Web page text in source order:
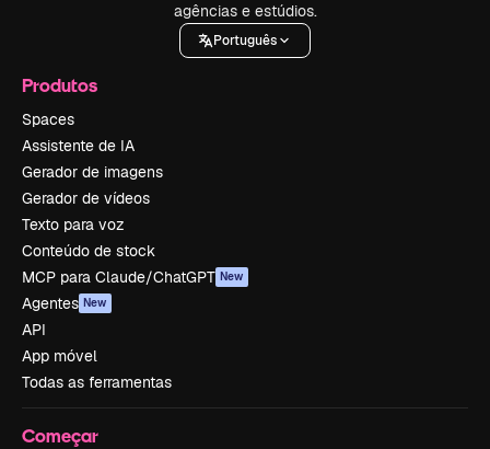
agências e estúdios.
Português
Produtos
Spaces
Assistente de IA
Gerador de imagens
Gerador de vídeos
Texto para voz
Conteúdo de stock
MCP para Claude/ChatGPT New
Agentes New
API
App móvel
Todas as ferramentas
Começar